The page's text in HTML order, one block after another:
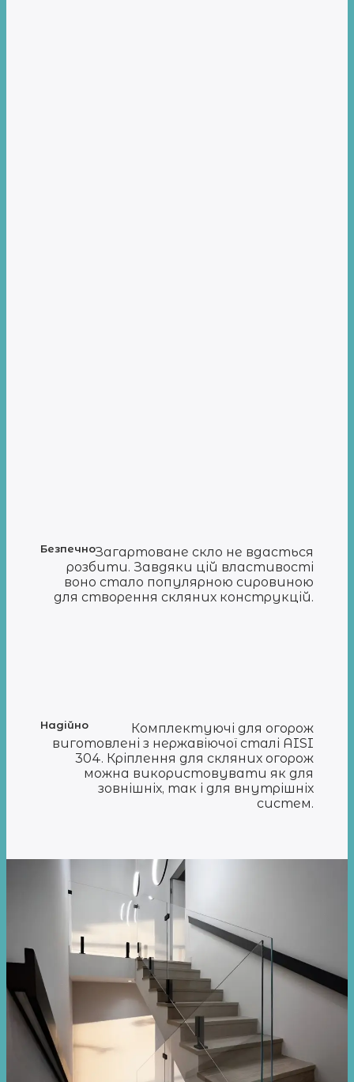
БезпечноЗагартоване скло не вдасться
розбити. Завдяки цій властивості
воно стало популярною сировиною
для створення скляних конструкцій.
Надійно
Комплектуючі для огорож
виготовлені з нержавіючої сталі AISI
304. Кріплення для скляних огорож
можна використовувати як для
зовнішніх, так і для внутрішніх
систем.